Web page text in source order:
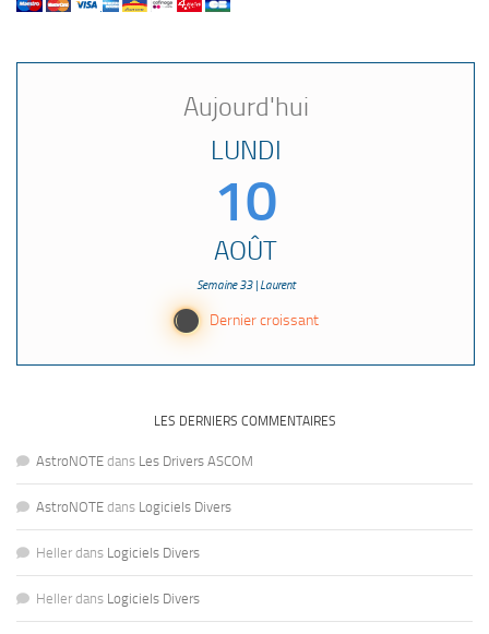
Aujourd'hui
LUNDI
10
AOÛT
Semaine 33 | Laurent
Y Dernier croissant
LES DERNIERS COMMENTAIRES
AstroNOTE dans Les Drivers ASCOM
AstroNOTE dans Logiciels Divers
Heller dans Logiciels Divers
Heller dans Logiciels Divers